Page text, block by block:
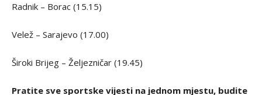
Radnik – Borac (15.15)
Velež – Sarajevo (17.00)
Široki Brijeg – Željezničar (19.45)
Pratite sve sportske vijesti na jednom mjestu, budite